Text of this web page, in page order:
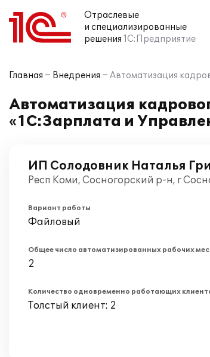
Отраслевые
и специализированные
решения 1С:Предприятие
Главная Внедрения Автоматизация
Автоматизация
«1С:Зарплата и
ИП Солодовник Наталья
Респ Коми, Сосногорский р-н, г
Вариант работы
Файловый
Общее число автоматизированных рабочих
2
Количество одновременно работающих
Толстый клиент: 2